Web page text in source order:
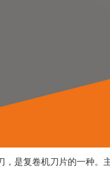
，是复卷机刀片的一种。